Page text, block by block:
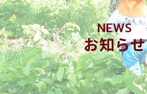
NEWS
お知らせ